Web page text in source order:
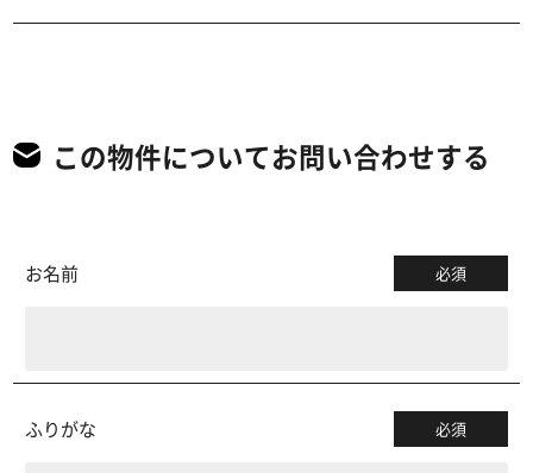
この物件についてお問い合わせする
お名前 必須
ふりがな 必須